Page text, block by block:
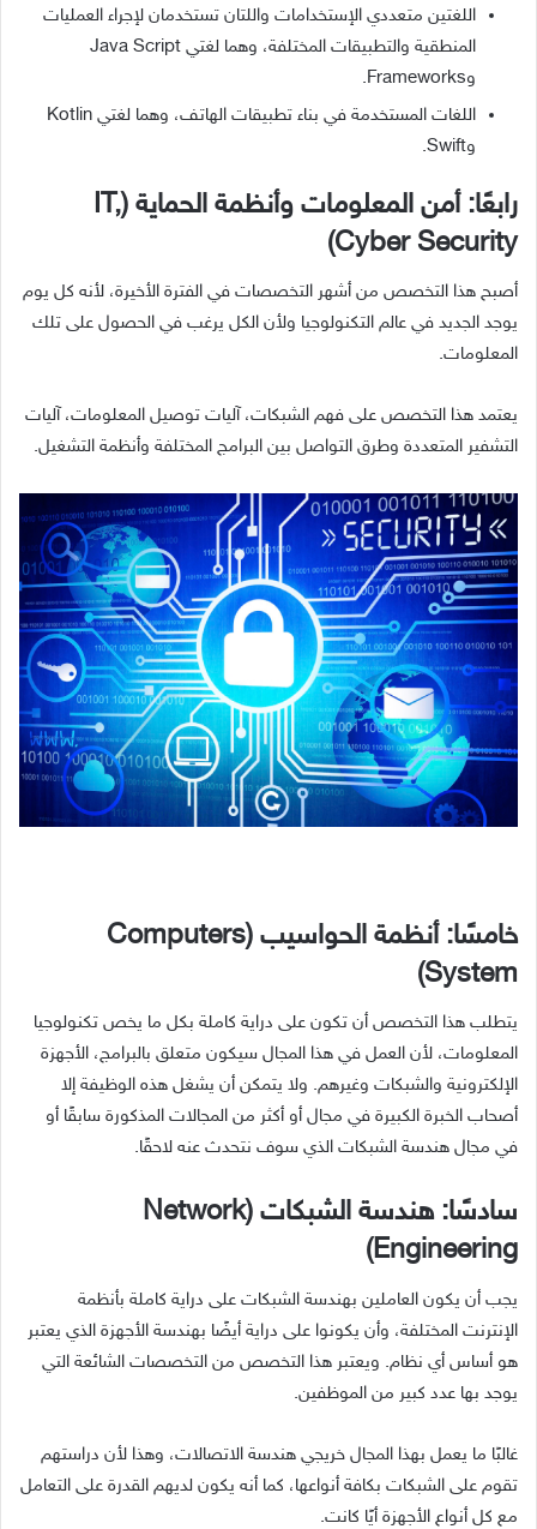
اللغتين متعددي الإستخدامات واللتان تستخدمان لإجراء العمليات
المنطقية والتطبيقات المختلفة، وهما لغتي Java Script
وFrameworks.
اللغات المستخدمة في بناء تطبيقات الهاتف، وهما لغتي Kotlin
وSwift.
رابعًا: أمن المعلومات وأنظمة الحماية (IT,
Cyber Security)
أصبح هذا التخصص من أشهر التخصصات في الفترة الأخيرة، لأنه كل يوم
يوجد الجديد في عالم التكنولوجيا ولأن الكل يرغب في الحصول على تلك
المعلومات.
يعتمد هذا التخصص على فهم الشبكات، آليات توصيل المعلومات، آليات
التشفير المتعددة وطرق التواصل بين البرامج المختلفة وأنظمة التشغيل.
خامسًا: أنظمة الحواسيب (Computers
System)
يتطلب هذا التخصص أن تكون على دراية كاملة بكل ما يخص تكنولوجيا
المعلومات، لأن العمل في هذا المجال سيكون متعلق بالبرامج، الأجهزة
الإلكترونية والشبكات وغيرهم. ولا يتمكن أن يشغل هذه الوظيفة إلا
أصحاب الخبرة الكبيرة في مجال أو أكثر من المجالات المذكورة سابقًا أو
في مجال هندسة الشبكات الذي سوف نتحدث عنه لاحقًا.
سادسًا: هندسة الشبكات (Network
Engineering)
يجب أن يكون العاملين بهندسة الشبكات على دراية كاملة بأنظمة
الإنترنت المختلفة، وأن يكونوا على دراية أيضًا بهندسة الأجهزة الذي يعتبر
هو أساس أي نظام. ويعتبر هذا التخصص من التخصصات الشائعة التي
يوجد بها عدد كبير من الموظفين.
غالبًا ما يعمل بهذا المجال خريجي هندسة الاتصالات، وهذا لأن دراستهم
تقوم على الشبكات بكافة أنواعها، كما أنه يكون لديهم القدرة على التعامل
مع كل أنواع الأجهزة أيًا كانت.